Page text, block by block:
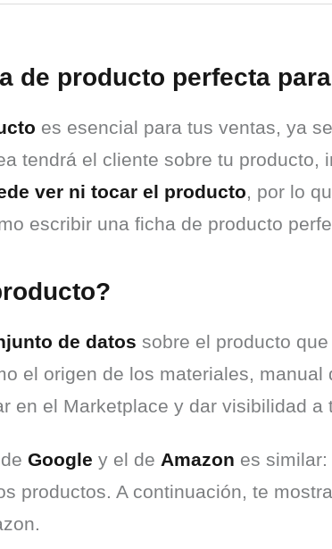
de producto perfecta
es esencial para tus ventas, ya
ver ni tocar el producto, por lo
escribir una ficha de producto
de datos sobre el producto
el origen de los materiales,
en el Marketplace y dar visibilidad a
Google y el de Amazon es
productos. A continuación, te